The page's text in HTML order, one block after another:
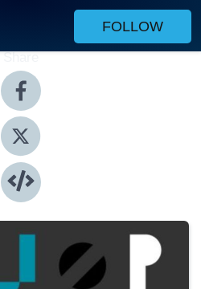
FOLLOW
Share